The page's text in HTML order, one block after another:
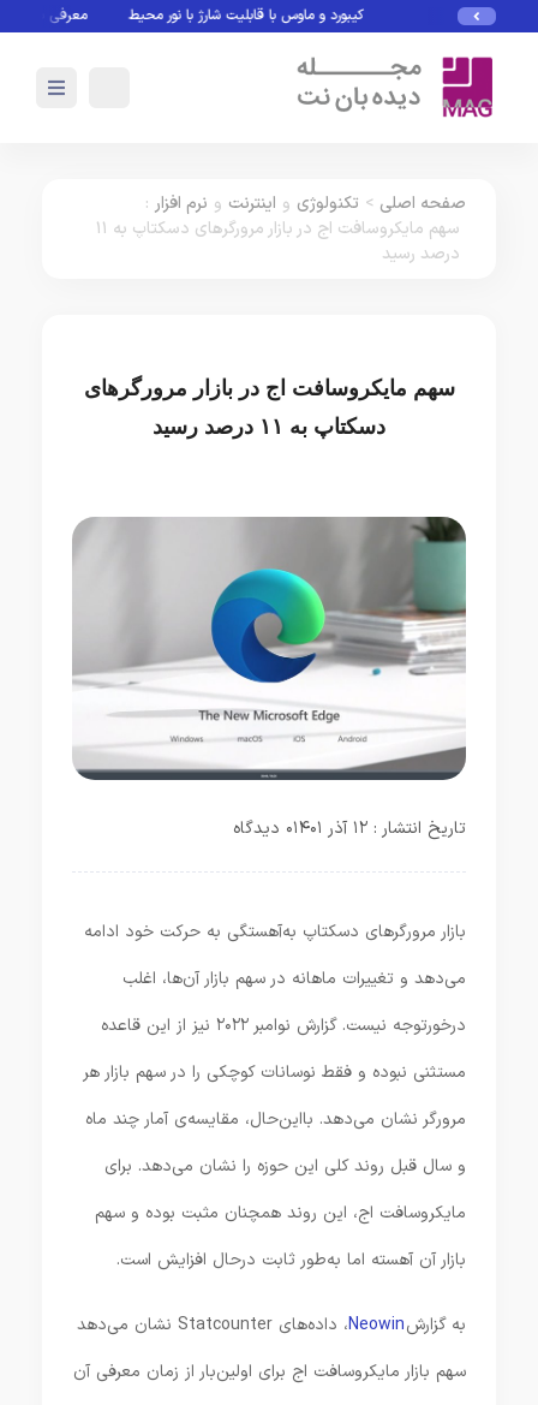
کیبورد و ماوس با قابلیت شارژ با نور محیط معرفی بازی های
صفحه اصلی > تکنولوژی و اینترنت و نرم افزار :
سهم مایکروسافت اج در بازار مرورگرهای دسکتاپ به ۱۱
درصد رسید
سهم مایکروسافت اج در بازار مرورگرهای
دسکتاپ به ۱۱ درصد رسید
تاریخ انتشار : ۱۲ آذر ۱۴۰۱ ۰ دیدگاه
بازار مرورگرهای دسکتاپ به‌آهستگی به حرکت خود ادامه
می‌دهد و تغییرات ماهانه در سهم بازار آن‌ها، اغلب
درخورتوجه نیست. گزارش نوامبر ۲۰۲۲ نیز از این قاعده
مستثنی نبوده و فقط نوسانات کوچکی را در سهم بازار هر
مرورگر نشان می‌دهد. با‌این‌حال، مقایسه‌ی آمار چند ماه
و سال قبل روند کلی این حوزه را نشان می‌دهد. برای
مایکروسافت اج، این روند همچنان مثبت بوده و سهم
بازار آن آهسته اما به‌طور ثابت درحال افزایش است.
به گزارشNeowin
، داده‌های Statcounter نشان می‌دهد
سهم بازار مایکروسافت اج برای اولین‌بار از زمان معرفی آن